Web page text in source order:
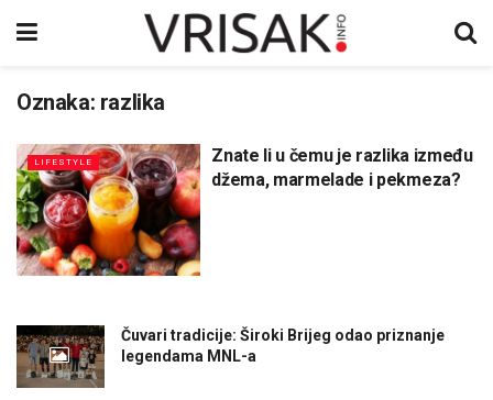
Oznaka: razlika
LIFESTYLE
Znate li u čemu je razlika između
džema, marmelade i pekmeza?
Čuvari tradicije: Široki Brijeg odao priznanje
legendama MNL-a